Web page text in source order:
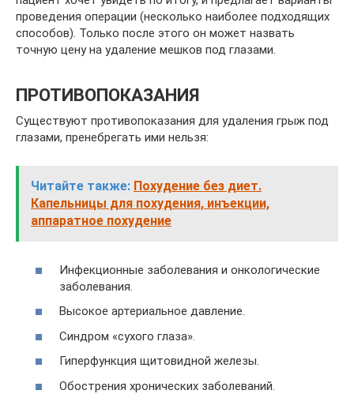
проведения операции (несколько наиболее подходящих
способов). Только после этого он может назвать
точную цену на удаление мешков под глазами.
ПРОТИВОПОКАЗАНИЯ
Существуют противопоказания для удаления грыж под
глазами, пренебрегать ими нельзя:
Читайте также: Похудение без диет.
Капельницы для похудения, инъекции,
аппаратное похудение
Инфекционные заболевания и онкологические
заболевания.
Высокое артериальное давление.
Синдром «сухого глаза».
Гиперфункция щитовидной железы.
Обострения хронических заболеваний.